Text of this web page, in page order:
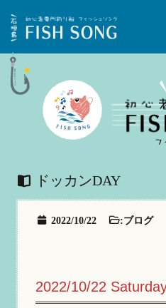
ドッカンDAY
2022/10/22 :ブログ
2022/10/22